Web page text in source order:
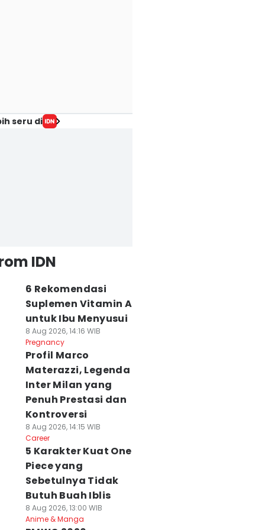
seru di
IDN
6 Rekomendasi
Suplemen Vitamin A
untuk Ibu Menyusui
8 Aug 2026, 14:16 WIB
Pregnancy
Profil Marco
Materazzi, Legenda
Inter Milan yang
Penuh Prestasi dan
Kontroversi
8 Aug 2026, 14:15 WIB
Career
5 Karakter Kuat One
Piece yang
Sebetulnya Tidak
Butuh Buah Iblis
8 Aug 2026, 13:00 WIB
Anime & Manga